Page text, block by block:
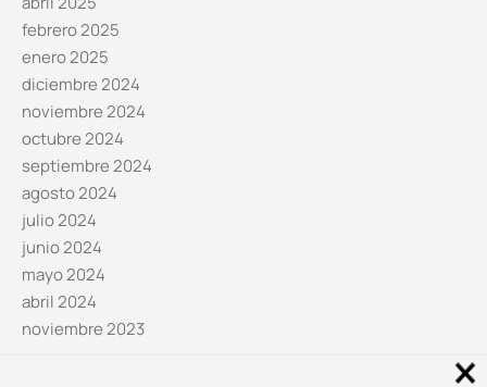
febrero 2025
enero 2025
diciembre 2024
noviembre 2024
octubre 2024
septiembre 2024
agosto 2024
julio 2024
junio 2024
mayo 2024
abril 2024
noviembre 2023